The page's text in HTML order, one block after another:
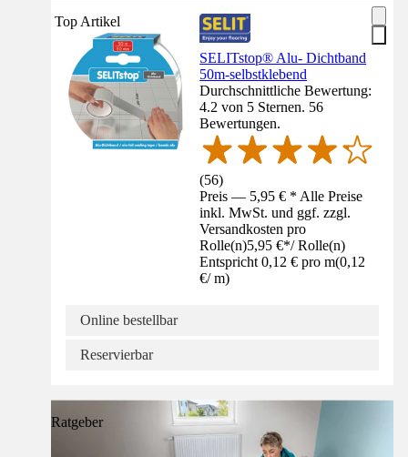
Top Artikel
SELITstop® Alu- Dichtband
50m-selbstklebend
Durchschnittliche Bewertung:
4.2 von 5 Sternen. 56
Bewertungen.
(56)
Preis — 5,95 € * Alle Preise
inkl. MwSt. und ggf. zzgl.
Versandkosten pro
Rolle(n)5,95 €*/ Rolle(n)
Entspricht 0,12 € pro m(0,12
€/ m)
Online bestellbar
Reservierbar
Ratgeber